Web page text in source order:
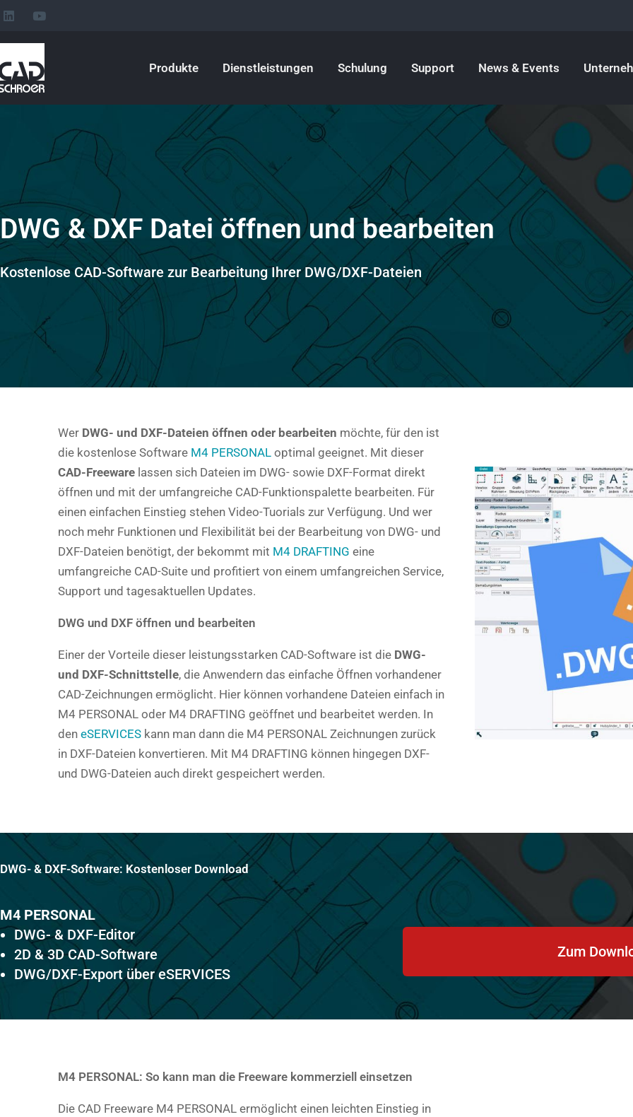
Zum
L
i
k
d
i
n
Y
o
t
b
e
Produkte Dienstleistungen Schulung Support News & Events
DWG & DXF Datei öffnen und bearbeiten
Kostenlose CAD-Software zur Bearbeitung Ihrer DWG/DXF-Dateien
Wer DWG- und DXF-Dateien öffnen oder bearbeiten möchte, für den ist
die kostenlose Software M4 PERSONAL optimal geeignet. Mit dieser
CAD-Freeware lassen sich Dateien im DWG- sowie DXF-Format direkt
öffnen und mit der umfangreiche CAD-Funktionspalette bearbeiten. Für
einen einfachen Einstieg stehen Video-Tuorials zur Verfügung. Und wer
noch mehr Funktionen und Flexibilität bei der Bearbeitung von DWG- und
DXF-Dateien benötigt, der bekommt mit M4 DRAFTING eine
umfangreiche CAD-Suite und profitiert von einem umfangreichen Service,
Support und tagesaktuellen Updates.
DWG und DXF öffnen und bearbeiten
Einer der Vorteile dieser leistungsstarken CAD-Software ist die DWG-
und DXF-Schnittstelle, die Anwendern das einfache Öffnen vorhandener
CAD-Zeichnungen ermöglicht. Hier können vorhandene Dateien einfach in
M4 PERSONAL oder M4 DRAFTING geöffnet und bearbeitet werden. In
den eSERVICES kann man dann die M4 PERSONAL Zeichnungen zurück
in DXF-Dateien konvertieren. Mit M4 DRAFTING können hingegen DXF-
und DWG-Dateien auch direkt gespeichert werden.
DWG- & DXF-Software: Kostenloser Download
M4 PERSONAL
DWG- & DXF-Editor
2D & 3D CAD-Software
DWG/DXF-Export über eSERVICES
Zum
M4 PERSONAL: So kann man die Freeware kommerziell einsetzen
Die CAD Freeware M4 PERSONAL ermöglicht einen leichten Einstieg in